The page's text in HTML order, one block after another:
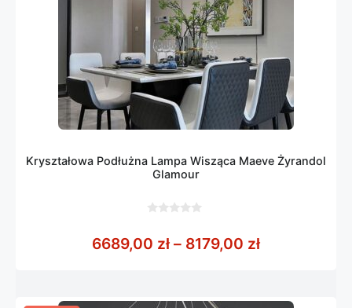
Kryształowa Podłużna Lampa Wisząca Maeve Żyrandol
Glamour
5
6689,00 zł – 8179,00 złZakres cen: